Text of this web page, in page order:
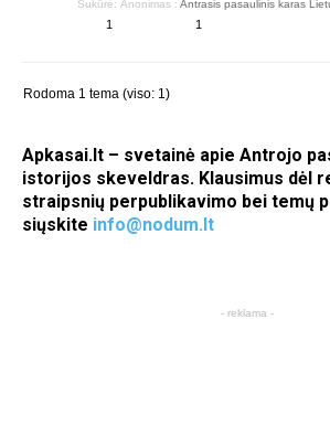
Sukūrė: Anonimas : Antrasis pasaulinis karas
1 1
Rodoma 1 tema (viso: 1)
Apkasai.lt – svetainė apie Antrojo
istorijos skeveldras. Klausimus dėl
straipsnių perpublikavimo bei temų
siųskite info@nodum.lt
- reklama -